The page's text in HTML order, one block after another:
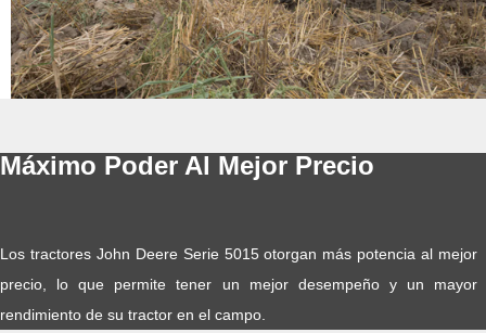
Máximo Poder Al Mejor Precio
Los tractores John Deere Serie 5015 otorgan más potencia al mejor
precio, lo que permite tener un mejor desempeño y un mayor
rendimiento de su tractor en el campo.